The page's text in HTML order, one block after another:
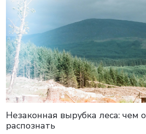
Незаконная вырубка леса: чем
распознать